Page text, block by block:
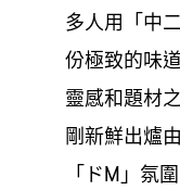
多人用「中
份極致的味
靈感和題材
剛新鮮出爐
「ドM 」氛